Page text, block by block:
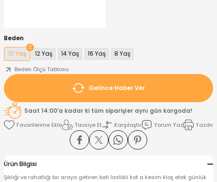
Beden
10 Yaş
12 Yaş 14 Yaş 16 Yaş
8 Yaş
Beden Ölçü Tablosu
Gelince Haber Ver
Saat 14:00’a kadar ki tüm siparişler aynı gün kargoda!
Tavsiye Et
Karşılaştır Yorum Yaz Yazdır
Ürün Bilgisi
Şıklığı ve rahatlığı bir araya getiren beli lastikli kot a kesim kloş etek günlük
Takımı
Shirt
Elbise
Alt
Çıkışı ve Zıbın Seti
Takımı
shirt
Alt